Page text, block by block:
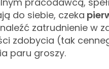
do siebie, czeka
zatrudnienie w
zdobycia (tak
paru groszy.